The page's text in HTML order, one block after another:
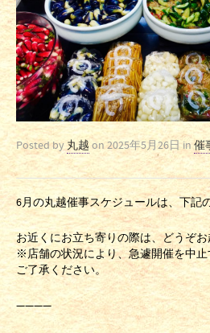
Posted by丸越 on2025年5月26日in 催
6月の丸越催事スケジュールは、下記
お近くにお立ち寄りの際は、どうぞ
※店舗の状況により、急遽開催を中
ご了承ください。
————